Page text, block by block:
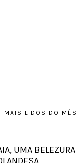
MAIS LIDOS DO MÊS
UMA BELEZURA